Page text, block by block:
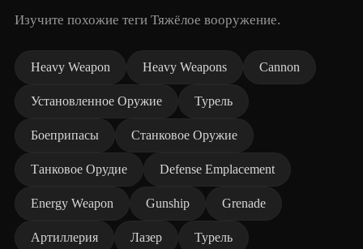
Изучите похожие теги Тяжёлое вооружение.
Heavy Weapon Heavy Weapons Cannon
Установленное Оружие Турель
Боеприпасы Станковое Оружие
Танковое Орудие Defense Emplacement
Energy Weapon Gunship Grenade
Артиллерия Лазер Турель